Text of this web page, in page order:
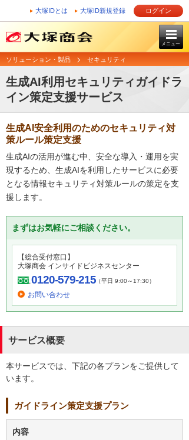
大塚IDとは 大塚ID新規登録 ログイン
メニュー
ソリューション・製品 セキュリティ
生成AI利用セキュリティガイドラ
イン策定支援サービス
生成AI安全利用のためのセキュリティ対
策ルール策定支援
生成AIの活用が進む中、安全な導入・運用を実
現するため、生成AIを利用したサービスに必要
となる情報セキュリティ対策ルールの策定を支
援します。
まずはお気軽にご相談ください。
【総合受付窓口】
大塚商会 インサイドビジネスセンター
0120-579-215（平日 9:00～17:30）
お問い合わせ
サービス概要
本サービスでは、下記の各プランをご提供して
います。
ガイドライン策定支援プラン
内容